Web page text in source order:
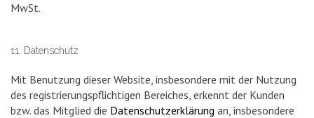
MwSt.
11. Datenschutz
Mit Benutzung dieser Website, insbesondere mit der Nutzung
des registrierungspflichtigen Bereiches, erkennt der Kunden
bzw. das Mitglied die Datenschutzerklärung an, insbesondere